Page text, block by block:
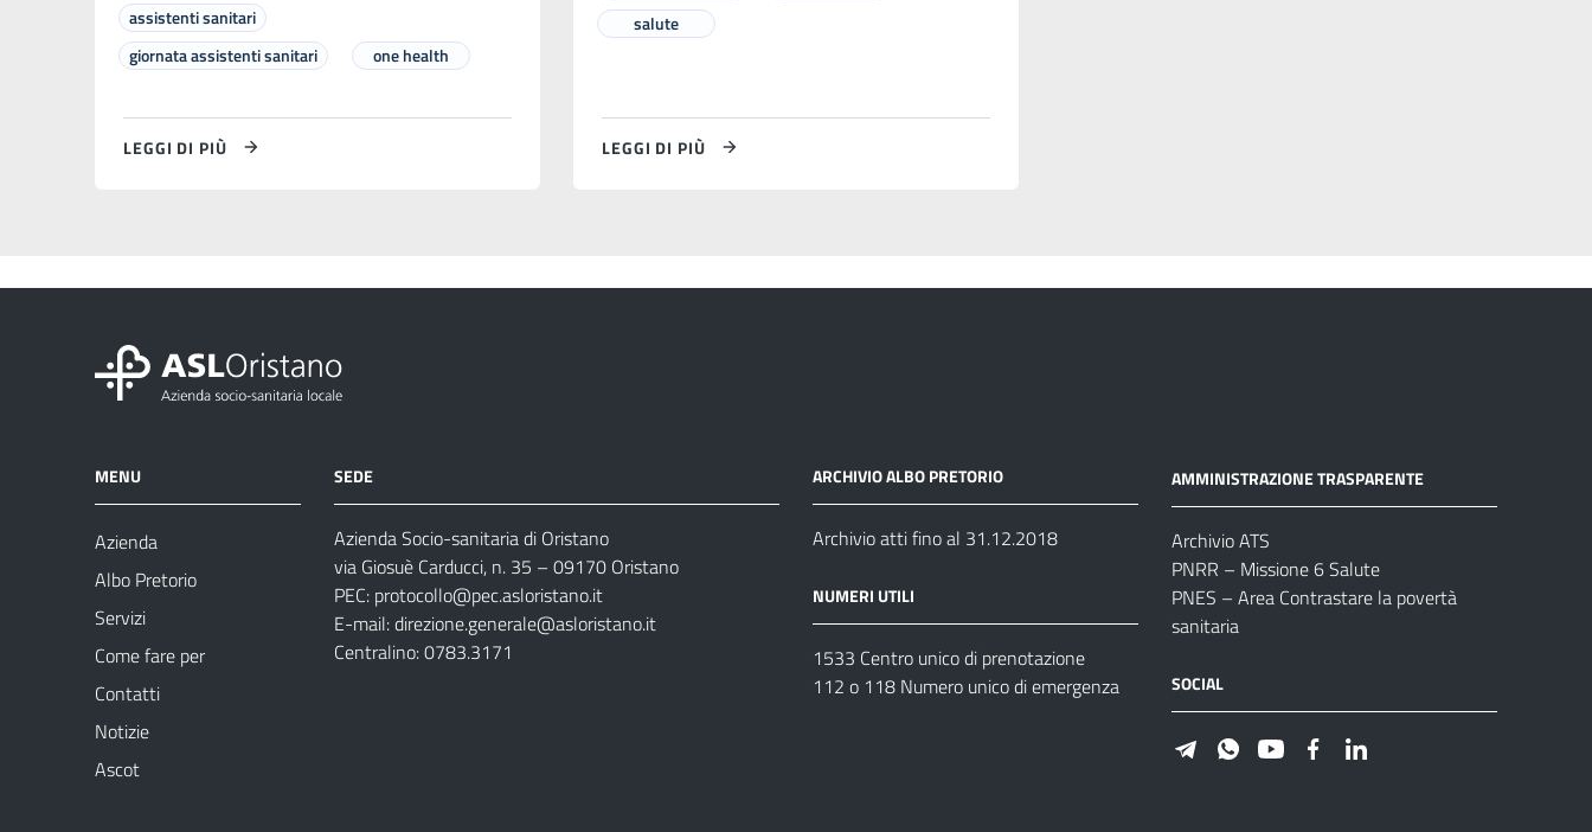
assistenti sanitari
giornata assistenti sanitari
one health
LEGGI DI PIÙ
salute
LEGGI DI PIÙ
MENU
Azienda
Albo Pretorio
Servizi
Come fare per
Contatti
Notizie
Ascot
SEDE
Azienda Socio-sanitaria di Oristano
via Giosuè Carducci, n. 35 – 09170 Oristano
PEC: protocollo@pec.asloristano.it
E-mail:direzione.generale@asloristano.it
Centralino: 0783.3171
ARCHIVIO ALBO PRETORIO
Archivio atti fino al 31.12.2018
NUMERI UTILI
1533 Centro unico di prenotazione
112 o 118 Numero unico di emergenza
AMMINISTRAZIONE TRASPARENTE
Archivio ATS
PNRR – Missione 6 Salute
PNES – Area Contrastare la povertà
sanitaria
SOCIAL